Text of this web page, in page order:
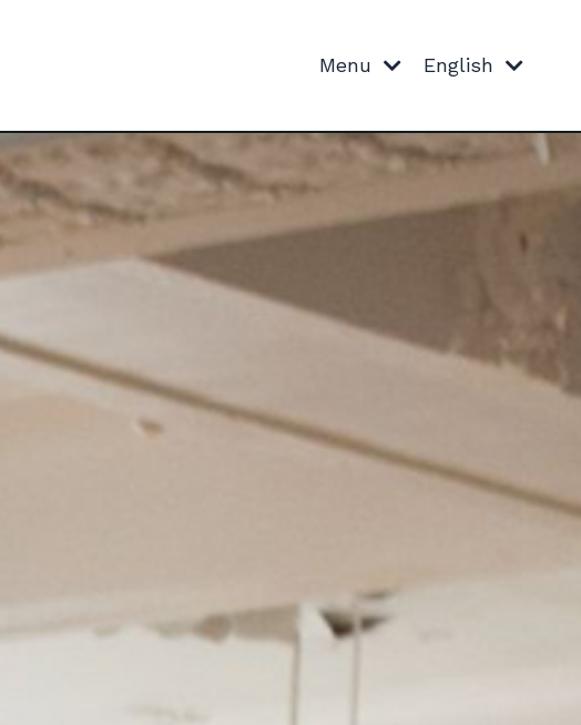
Menu English